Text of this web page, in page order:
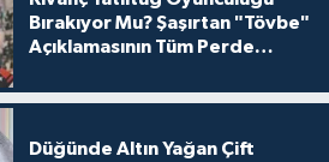
Bırakıyor Mu? Şaşırtan "Tövbe"
Açıklamasının Tüm Perde
Düğünde Altın Yağan Çift